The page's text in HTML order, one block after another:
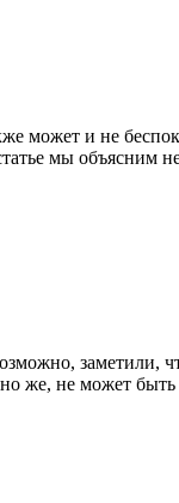
может и не
мы
заметили,
же, не может